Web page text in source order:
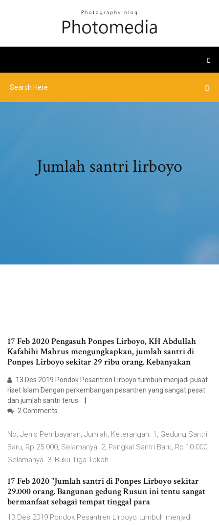
Jumlah santri lirboyo
17 Feb 2020 Pengasuh Ponpes Lirboyo, KH Abdullah
Kafabihi Mahrus mengungkapkan, jumlah santri di
Ponpes Lirboyo sekitar 29 ribu orang. Kebanyakan
13 Des 2019 Pondok Pesantren Lirboyo tumbuh menjadi pusat
riset Islam Dengan perkembangan pesantren yang sangat pesat
dan jumlah santri terus
2 Comments
No, Jenis Pembayaran, Jumlah, Keterangan. 1, Gedung Santri
Baru, Rp 25.000, Selamanya. 2, Pangkal Santri Baru, Rp 10.000,
Selamanya. 3, Buku Tiga Tokoh
17 Feb 2020 "Jumlah santri di Ponpes Lirboyo sekitar
29.000 orang. Bangunan gedung Rusun ini tentu sangat
bermanfaat sebagai tempat tinggal para
13 Des 2019 Pondok Pesantren Lirboyo tumbuh menjadi